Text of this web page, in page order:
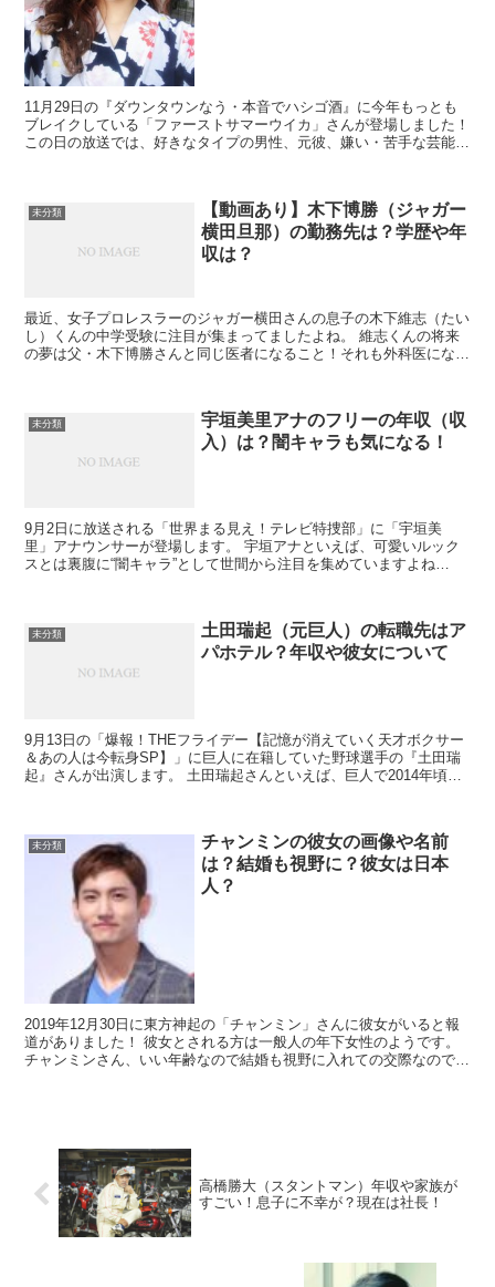
11月29日の『ダウンタウンなう・本音でハシゴ酒』に今年もっとも
ブレイクしている「ファーストサマーウイカ」さんが登場しました！
この日の放送では、好きなタイプの男性、元彼、嫌い・苦手な芸能人
未分類
【動画あり】木下博勝（ジャガー
横田旦那）の勤務先は？学歴や年
収は？
最近、女子プロレスラーのジャガー横田さんの息子の木下維志（たい
し）くんの中学受験に注目が集まってましたよね。 維志くんの将来
の夢は父・木下博勝さんと同じ医者になること！それも外科医になり
未分類
宇垣美里アナのフリーの年収（収
入）は？闇キャラも気になる！
9月2日に放送される「世界まる見え！テレビ特捜部」に「宇垣美
里」アナウンサーが登場します。 宇垣アナといえば、可愛いルック
スとは裏腹に“闇キャラ”として世間から注目を集めていますよね
未分類
土田瑞起（元巨人）の転職先はア
パホテル？年収や彼女について
9月13日の「爆報！THEフライデー【記憶が消えていく天才ボクサー
＆あの人は今転身SP】」に巨人に在籍していた野球選手の『土田瑞
起』さんが出演します。 土田瑞起さんといえば、巨人で2014年頃か
未分類
チャンミンの彼女の画像や名前
は？結婚も視野に？彼女は日本
人？
2019年12月30日に東方神起の「チャンミン」さんに彼女がいると報
道がありました！ 彼女とされる方は一般人の年下女性のようです。
チャンミンさん、いい年齢なので結婚も視野に入れての交際なのでし
高橋勝大（スタントマン）年収や家族が
すごい！息子に不幸が？現在は社長！